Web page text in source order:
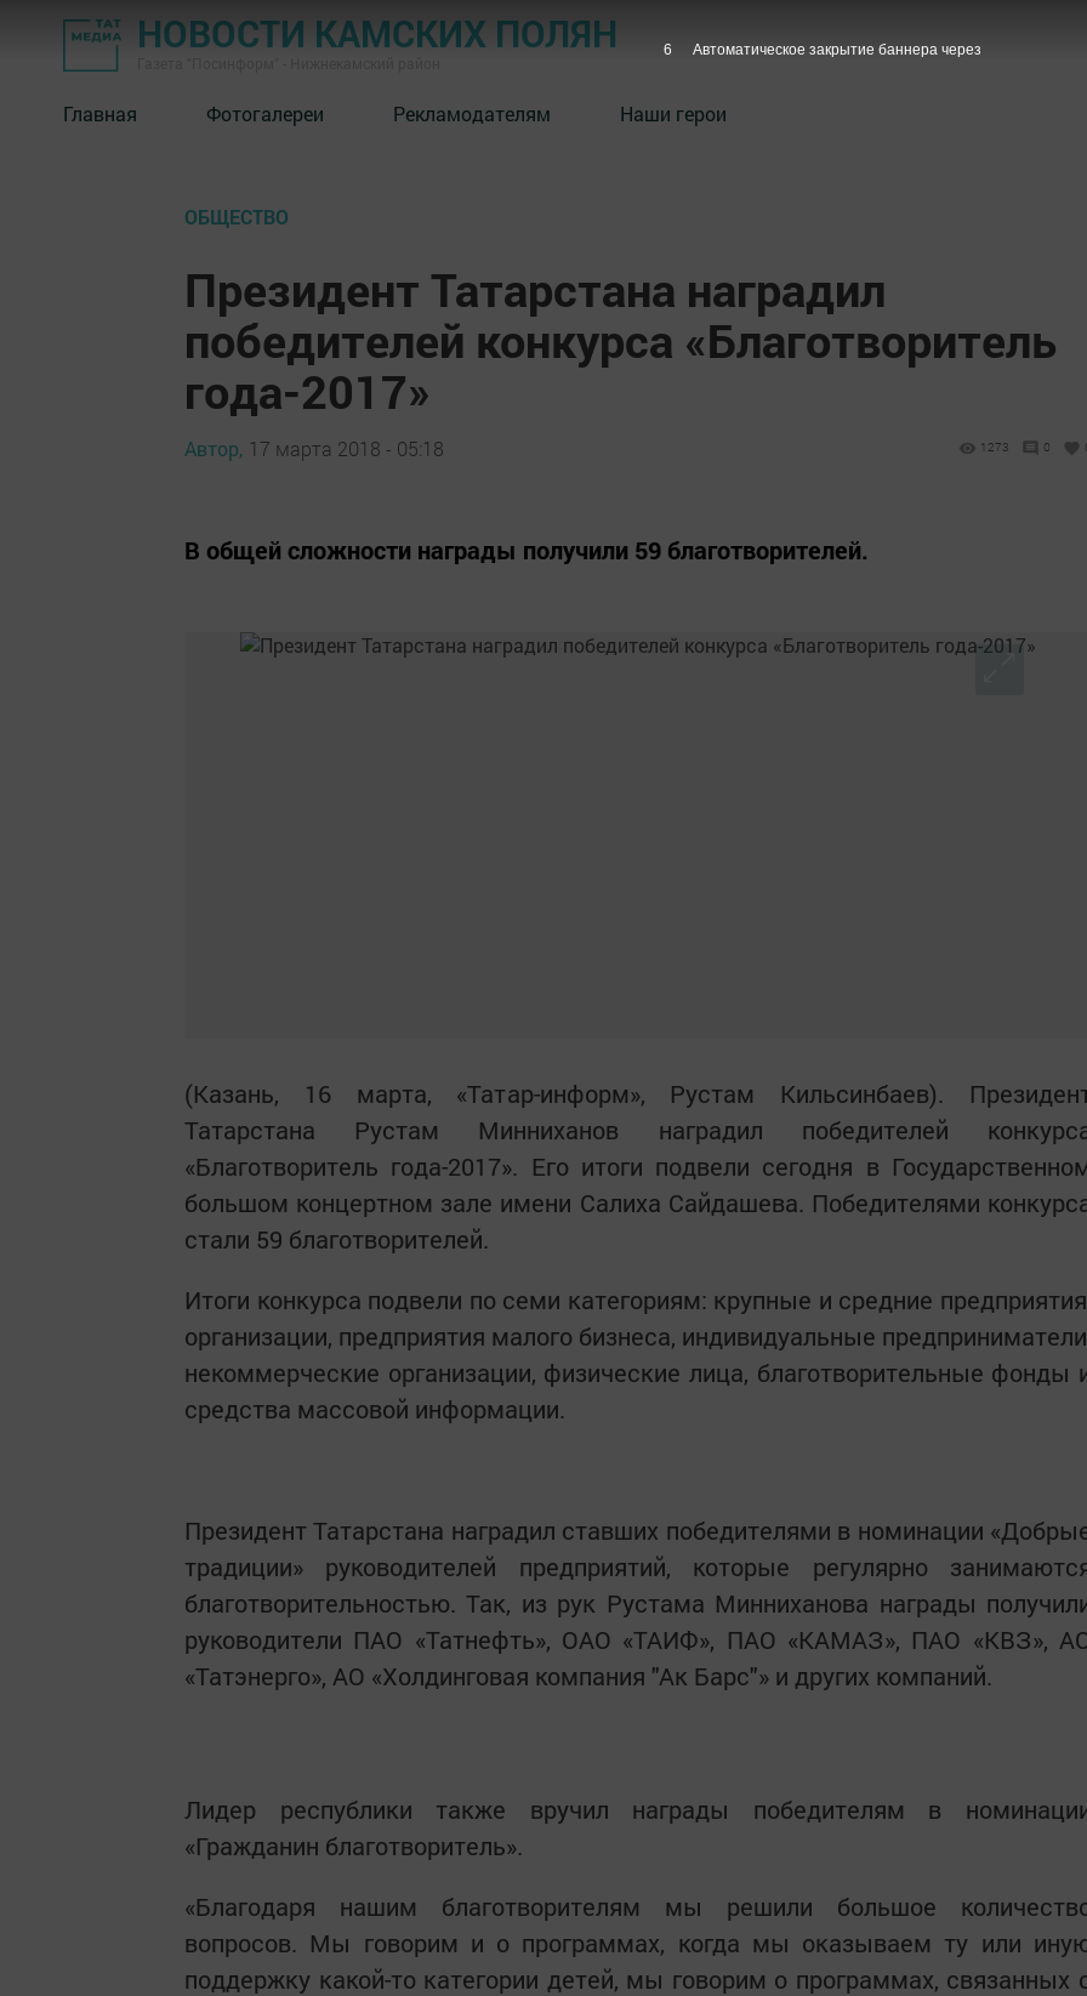
НОВОСТИ КАМСКИХ ПОЛЯН
Главная Фотогалереи Рекламодателям Наши герои
ОБЩЕСТВО
Президент Татарстана наградил
победителей конкурса «Благотворитель
года-2017»
Автор, 17 марта 2018 - 05:18 1273 0
В общей сложности награды получили 59 благотворителей.
(Казань, 16 марта, «Татар-информ», Рустам Кильсинбаев).
Татарстана Рустам Минниханов наградил победителей
«Благотворитель года-2017». Его итоги подвели сегодня в
большом концертном зале имени Салиха Сайдашева. Победителями
стали 59 благотворителей.
Итоги конкурса подвели по семи категориям: крупные и средние
организации, предприятия малого бизнеса, индивидуальные
некоммерческие организации, физические лица, благотворительные фонды
средства массовой информации.
Президент Татарстана наградил ставших победителями в номинации
традиции» руководителей предприятий, которые регулярно
благотворительностью. Так, из рук Рустама Минниханова награды
руководители ПАО «Татнефть», ОАО «ТАИФ», ПАО «КАМАЗ», ПАО «КВЗ»,
«Татэнерго», АО «Холдинговая компания "Ак Барс"» и других компаний.
Лидер республики также вручил награды победителям в
«Гражданин благотворитель».
«Благодаря нашим благотворителям мы решили большое
вопросов. Мы говорим и о программах, когда мы оказываем ту или
поддержку какой-то категории детей, мы говорим о программах, связанных
5 Автоматическое закрытие баннера через